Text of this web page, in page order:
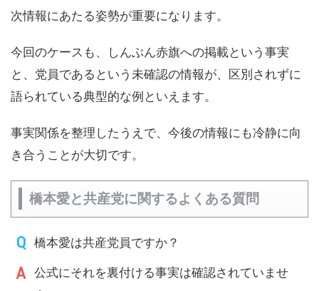
次情報にあたる姿勢が重要になります。
今回のケースも、しんぶん赤旗への掲載という事実
と、党員であるという未確認の情報が、区別されずに
語られている典型的な例といえます。
事実関係を整理したうえで、今後の情報にも冷静に向
き合うことが大切です。
橋本愛と共産党に関するよくある質問
橋本愛は共産党員ですか？
公式にそれを裏付ける事実は確認されていませ